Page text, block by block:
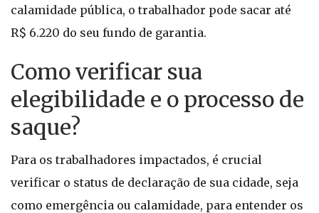
calamidade pública, o trabalhador pode sacar até
R$ 6.220 do seu fundo de garantia.
Como verificar sua
elegibilidade e o processo de
saque?
Para os trabalhadores impactados, é crucial
verificar o status de declaração de sua cidade, seja
como emergência ou calamidade, para entender os